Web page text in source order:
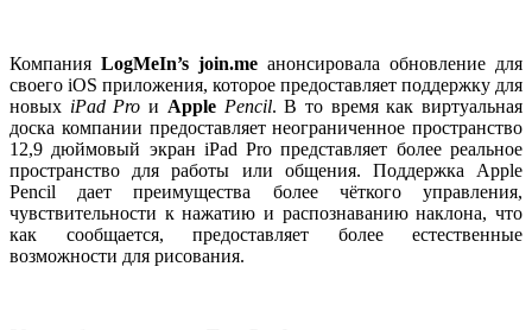
Компания LogMeIn’s join.me анонсировала обновление для
своего iOS приложения, которое предоставляет поддержку для
новых iPad Pro и Apple Pencil. В то время как виртуальная
доска компании предоставляет неограниченное пространство
12,9 дюймовый экран iPad Pro представляет более реальное
пространство для работы или общения. Поддержка Apple
Pencil дает преимущества более чёткого управления,
чувствительности к нажатию и распознаванию наклона, что
как сообщается, предоставляет более естественные
возможности для рисования.